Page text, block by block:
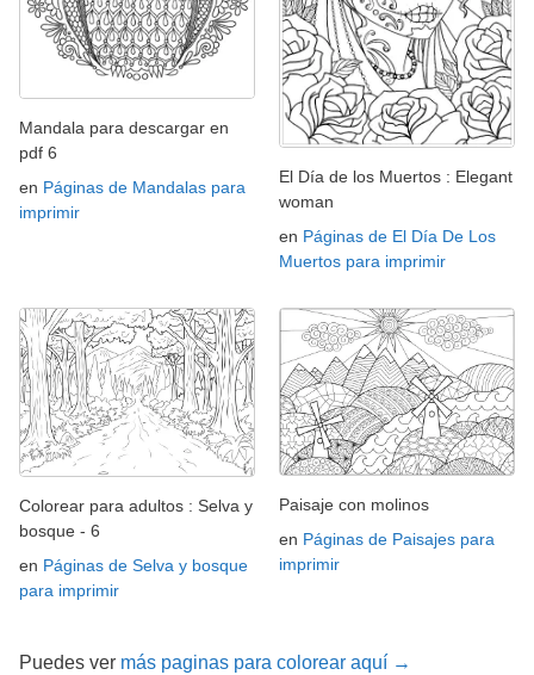
Mandala para descargar en
pdf 6
en Páginas de Mandalas para
imprimir
El Día de los Muertos : Elegant
woman
en Páginas de El Día De Los
Muertos para imprimir
Colorear para adultos : Selva y
bosque - 6
en Páginas de Selva y bosque
para imprimir
Paisaje con molinos
en Páginas de Paisajes para
imprimir
Puedes ver más paginas para colorear aquí →